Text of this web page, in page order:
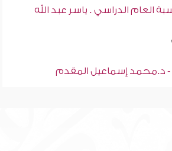
العام الدراسي . ياسر عبد الله